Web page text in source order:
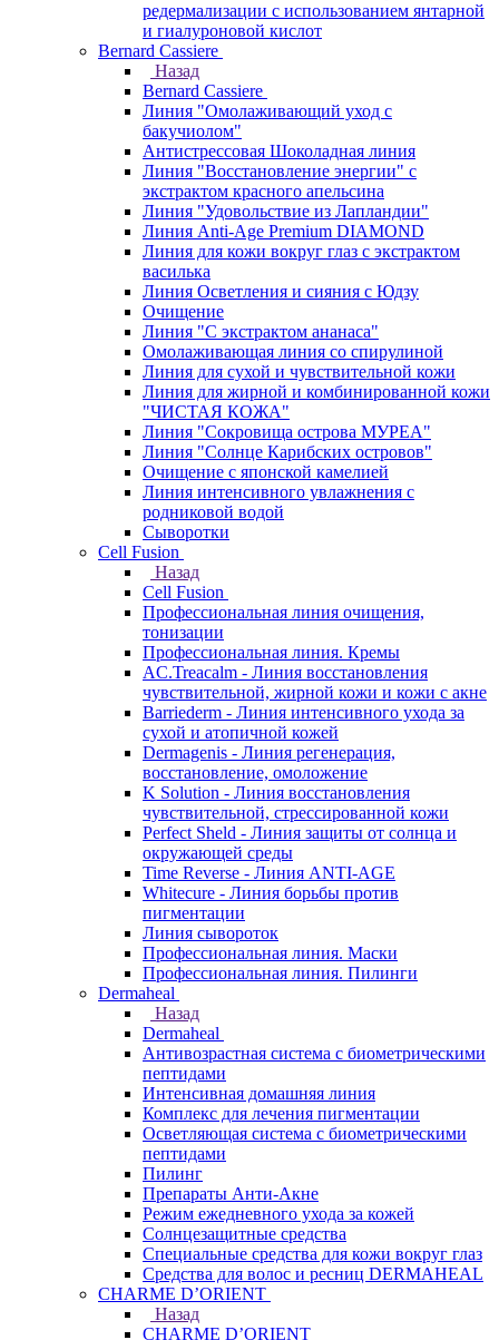
редермализации с использованием янтарной
и гиалуроновой кислот
Bernard Cassiere
Назад
Bernard Cassiere
Линия "Омолаживающий уход с
бакучиолом"
Антистрессовая Шоколадная линия
Линия "Восстановление энергии" с
экстрактом красного апельсина
Линия "Удовольствие из Лапландии"
Линия Anti-Age Premium DIAMOND
Линия для кожи вокруг глаз с экстрактом
василька
Линия Осветления и сияния с Юдзу
Очищение
Линия "С экстрактом ананаса"
Омолаживающая линия со спирулиной
Линия для сухой и чувствительной кожи
Линия для жирной и комбинированной кожи
"ЧИСТАЯ КОЖА"
Линия "Сокровища острова МУРЕА"
Линия "Солнце Карибских островов"
Очищение с японской камелией
Линия интенсивного увлажнения с
родниковой водой
Сыворотки
Cell Fusion
Назад
Cell Fusion
Профессиональная линия очищения,
тонизации
Профессиональная линия. Кремы
AC.Treacalm - Линия восстановления
чувствительной, жирной кожи и кожи с акне
Barriederm - Линия интенсивного ухода за
сухой и атопичной кожей
Dermagenis - Линия регенерация,
восстановление, омоложение
K Solution - Линия восстановления
чувствительной, стрессированной кожи
Perfect Sheld - Линия защиты от солнца и
окружающей среды
Time Reverse - Линия ANTI-AGE
Whitecure - Линия борьбы против
пигментации
Линия сывороток
Профессиональная линия. Маски
Профессиональная линия. Пилинги
Dermaheal
Назад
Dermaheal
Антивозрастная система с биометрическими
пептидами
Интенсивная домашняя линия
Комплекс для лечения пигментации
Осветляющая система с биометрическими
пептидами
Пилинг
Препараты Анти-Акне
Режим ежедневного ухода за кожей
Солнцезащитные средства
Специальные средства для кожи вокруг глаз
Средства для волос и ресниц DERMAHEAL
CHARME D’ORIENT
Назад
CHARME D’ORIENT